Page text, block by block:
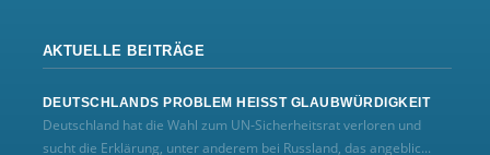
AKTUELLE BEITRÄGE
DEUTSCHLANDS PROBLEM HEISST GLAUBWÜRDIGKEIT
Deutschland hat die Wahl zum UN‑Sicherheitsrat verloren und
sucht die Erklärung, unter anderem bei Russland, das angeblic...